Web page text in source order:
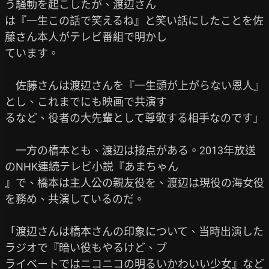
う騒動を起こしたが、渡辺さん
は『一生この話で笑えるね』と笑い話にしたことを佐
藤さん本人がテレビ番組で明かし
ています。
佐藤さんは渡辺さんを『一生頭が上がらない恩人』
とし、これまでにも映画で共演す
るなど、役者の大先輩として尊敬する相手なのです」
一方の橋本とも、渡辺は接点がある。2013年放送
のNHK連続テレビ小説『あまちゃん
』で、橋本は主人公の親友役を、渡辺は現役の海女役
を務め、共演しているのだ。
「渡辺さんは橋本さんの印象について、当時出演した
ラジオで『暗い役もやるけど、プ
ライベートではニコニコの明るいかわいい少女』など